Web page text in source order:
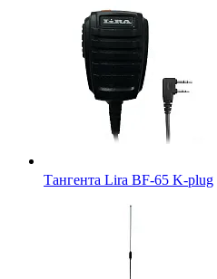
Тангента Lira BF-65 K-plug